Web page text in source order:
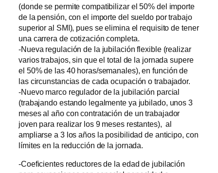
(donde se permite compatibilizar el 50% del importe
de la pensión, con el importe del sueldo por trabajo
superior al SMI), pues se elimina el requisito de tener
una carrera de cotización completa.
-Nueva regulación de la jubilación flexible (realizar
varios trabajos, sin que el total de la jornada supere
el 50% de las 40 horas/semanales), en función de
las circunstancias de cada ocupación o trabajador.
-Nuevo marco regulador de la jubilación parcial
(trabajando estando legalmente ya jubilado, unos 3
meses al año con contratación de un trabajador
joven para realizar los 9 meses restantes), al
ampliarse a 3 los años la posibilidad de anticipo, con
límites en la reducción de la jornada.
-Coeficientes reductores de la edad de jubilación